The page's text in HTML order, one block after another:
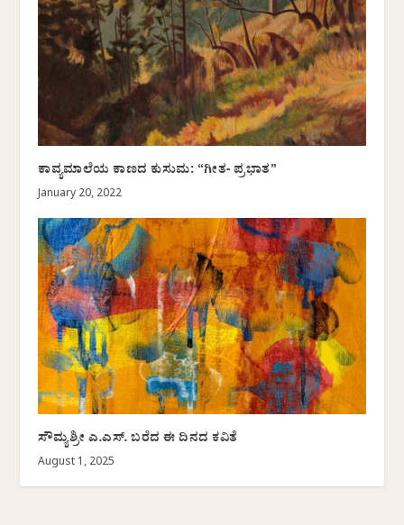
ಕಾವ್ಯಮಾಲೆಯ ಕಾಣದ ಕುಸುಮ: “ಗೀತ- ಪ್ರಭಾತ”
January 20, 2022
ಸೌಮ್ಯಶ್ರೀ ಎ.ಎಸ್. ಬರೆದ ಈ ದಿನದ ಕವಿತೆ
August 1, 2025